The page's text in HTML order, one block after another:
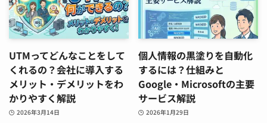
UTMってどんなことをして
くれるの？会社に導入する
メリット・デメリットをわ
かりやすく解説
2026年3月14日
個人情報の黒塗りを自動化
するには？仕組みと
Google・Microsoftの主要
サービス解説
2026年1月29日